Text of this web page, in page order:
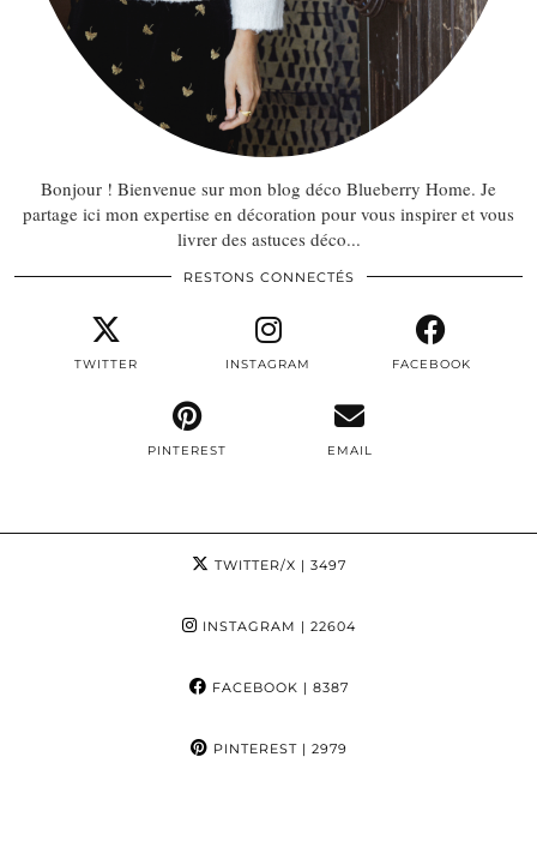
Bonjour ! Bienvenue sur mon blog déco Blueberry Home. Je
partage ici mon expertise en décoration pour vous inspirer et vous
livrer des astuces déco...
RESTONS CONNECTÉS
TWITTER INSTAGRAM FACEBOOK
PINTEREST EMAIL
TWITTER/X | 3497
INSTAGRAM | 22604
FACEBOOK | 8387
PINTEREST| 2979